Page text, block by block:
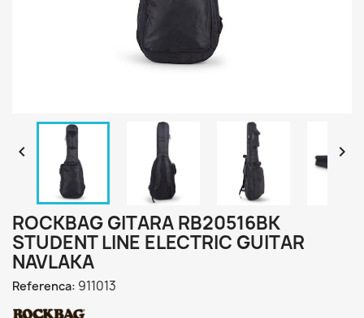
 
ROCKBAG GITARA RB20516BK
STUDENT LINE ELECTRIC GUITAR
NAVLAKA
Referenca: 911013